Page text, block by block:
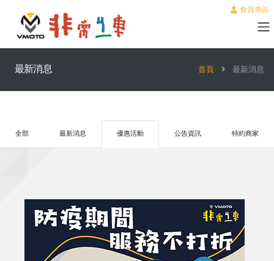
會員專區
最新消息 首頁 最新消息
全部 最新消息 優惠活動 公告資訊 特約商家